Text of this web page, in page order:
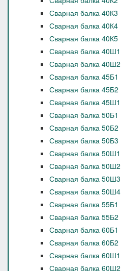
Сварная балка 40К3
Сварная балка 40К4
Сварная балка 40К5
Сварная балка 40Ш1
Сварная балка 40Ш2
Сварная балка 45Б1
Сварная балка 45Б2
Сварная балка 45Ш1
Сварная балка 50Б1
Сварная балка 50Б2
Сварная балка 50Б3
Сварная балка 50Ш1
Сварная балка 50Ш2
Сварная балка 50Ш3
Сварная балка 50Ш4
Сварная балка 55Б1
Сварная балка 55Б2
Сварная балка 60Б1
Сварная балка 60Б2
Сварная балка 60Ш1
Сварная балка 60Ш2